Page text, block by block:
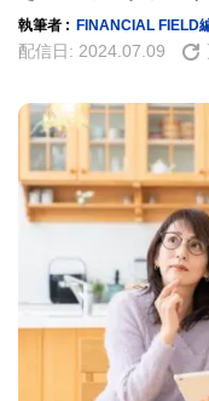
執筆者 : FINANCIAL FIELD
配信日: 2024.07.09